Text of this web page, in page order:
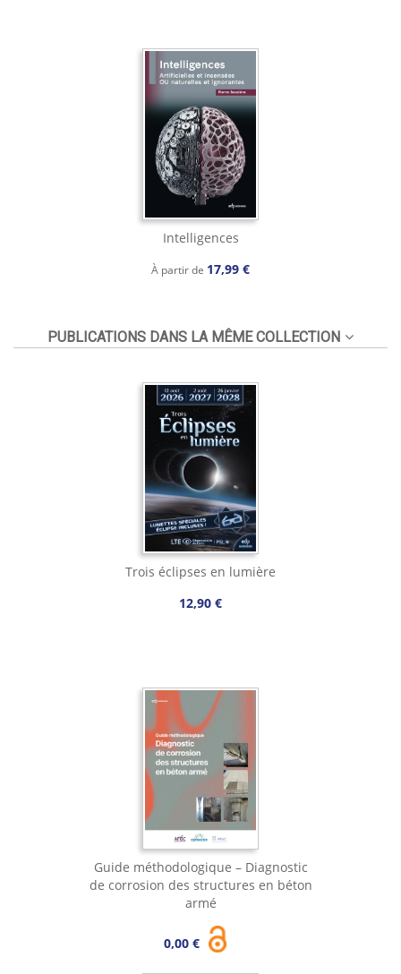
Intelligences
À partir de 17,99 €
PUBLICATIONS DANS LA MÊME COLLECTION
Trois éclipses en lumière
12,90 €
Guide méthodologique – Diagnostic
de corrosion des structures en béton
armé
0,00 €